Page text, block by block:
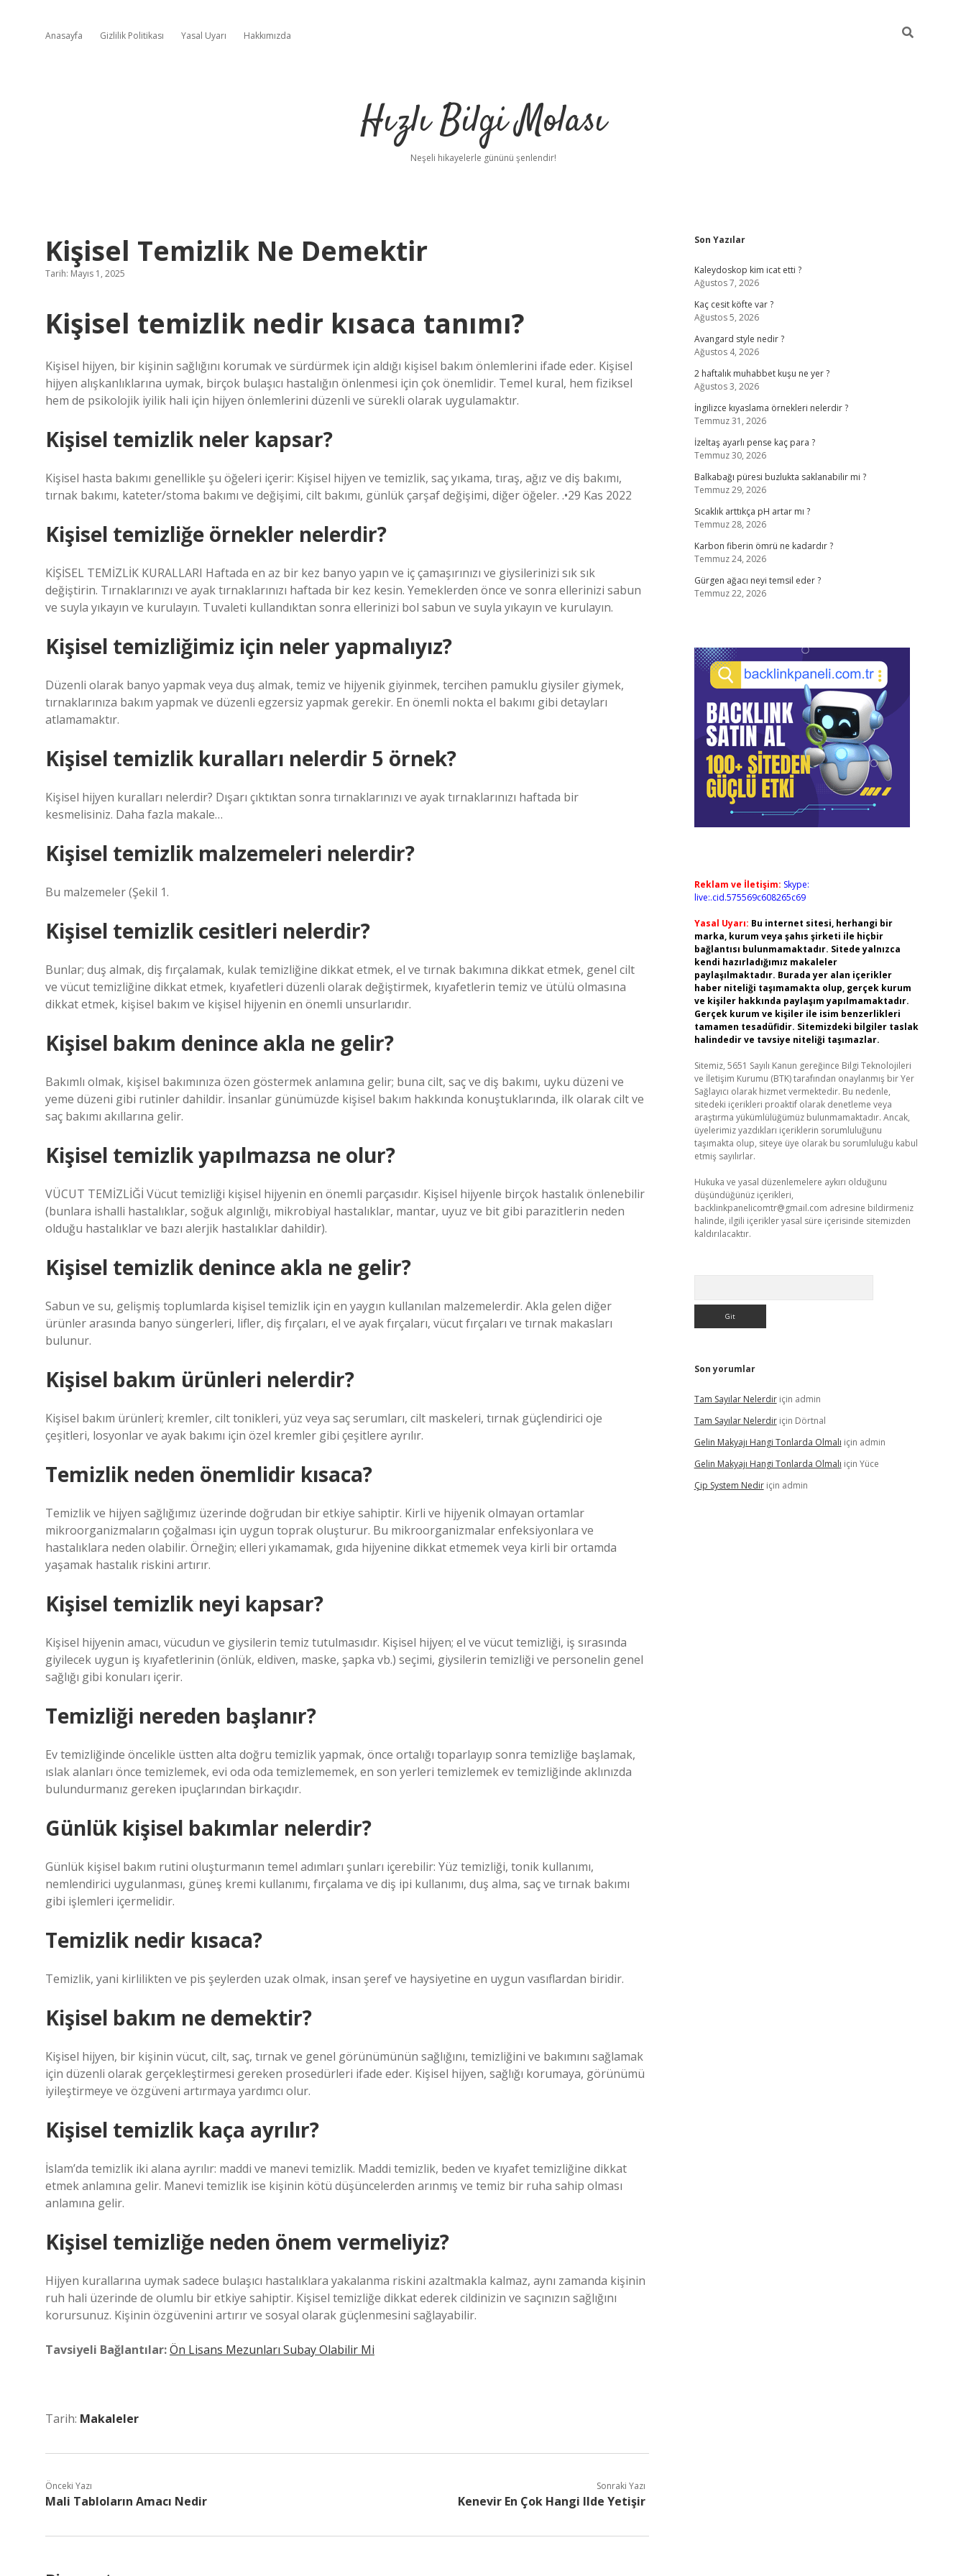
Anasayfa Gizlilik Politikası Yasal Uyarı Hakkımızda
Hızlı Bilgi Molası
Neşeli hikayelerle gününü şenlendir!
Kişisel Temizlik Ne Demektir
Tarih: Mayıs 1, 2025
Kişisel temizlik nedir kısaca tanımı?
Kişisel hijyen, bir kişinin sağlığını korumak ve sürdürmek için aldığı kişisel bakım önlemlerini ifade eder. Kişisel
hijyen alışkanlıklarına uymak, birçok bulaşıcı hastalığın önlenmesi için çok önemlidir. Temel kural, hem fiziksel
hem de psikolojik iyilik hali için hijyen önlemlerini düzenli ve sürekli olarak uygulamaktır.
Kişisel temizlik neler kapsar?
Kişisel hasta bakımı genellikle şu öğeleri içerir: Kişisel hijyen ve temizlik, saç yıkama, tıraş, ağız ve diş bakımı,
tırnak bakımı, kateter/stoma bakımı ve değişimi, cilt bakımı, günlük çarşaf değişimi, diğer öğeler. .•29 Kas 2022
Kişisel temizliğe örnekler nelerdir?
KİŞİSEL TEMİZLİK KURALLARI Haftada en az bir kez banyo yapın ve iç çamaşırınızı ve giysilerinizi sık sık
değiştirin. Tırnaklarınızı ve ayak tırnaklarınızı haftada bir kez kesin. Yemeklerden önce ve sonra ellerinizi sabun
ve suyla yıkayın ve kurulayın. Tuvaleti kullandıktan sonra ellerinizi bol sabun ve suyla yıkayın ve kurulayın.
Kişisel temizliğimiz için neler yapmalıyız?
Düzenli olarak banyo yapmak veya duş almak, temiz ve hijyenik giyinmek, tercihen pamuklu giysiler giymek,
tırnaklarınıza bakım yapmak ve düzenli egzersiz yapmak gerekir. En önemli nokta el bakımı gibi detayları
atlamamaktır.
Kişisel temizlik kuralları nelerdir 5 örnek?
Kişisel hijyen kuralları nelerdir? Dışarı çıktıktan sonra tırnaklarınızı ve ayak tırnaklarınızı haftada bir
kesmelisiniz. Daha fazla makale…
Kişisel temizlik malzemeleri nelerdir?
Bu malzemeler (Şekil 1.
Kişisel temizlik cesitleri nelerdir?
Bunlar; duş almak, diş fırçalamak, kulak temizliğine dikkat etmek, el ve tırnak bakımına dikkat etmek, genel cilt
ve vücut temizliğine dikkat etmek, kıyafetleri düzenli olarak değiştirmek, kıyafetlerin temiz ve ütülü olmasına
dikkat etmek, kişisel bakım ve kişisel hijyenin en önemli unsurlarıdır.
Kişisel bakım denince akla ne gelir?
Bakımlı olmak, kişisel bakımınıza özen göstermek anlamına gelir; buna cilt, saç ve diş bakımı, uyku düzeni ve
yeme düzeni gibi rutinler dahildir. İnsanlar günümüzde kişisel bakım hakkında konuştuklarında, ilk olarak cilt ve
saç bakımı akıllarına gelir.
Kişisel temizlik yapılmazsa ne olur?
VÜCUT TEMİZLİĞİ Vücut temizliği kişisel hijyenin en önemli parçasıdır. Kişisel hijyenle birçok hastalık önlenebilir
(bunlara ishalli hastalıklar, soğuk algınlığı, mikrobiyal hastalıklar, mantar, uyuz ve bit gibi parazitlerin neden
olduğu hastalıklar ve bazı alerjik hastalıklar dahildir).
Kişisel temizlik denince akla ne gelir?
Sabun ve su, gelişmiş toplumlarda kişisel temizlik için en yaygın kullanılan malzemelerdir. Akla gelen diğer
ürünler arasında banyo süngerleri, lifler, diş fırçaları, el ve ayak fırçaları, vücut fırçaları ve tırnak makasları
bulunur.
Kişisel bakım ürünleri nelerdir?
Kişisel bakım ürünleri; kremler, cilt tonikleri, yüz veya saç serumları, cilt maskeleri, tırnak güçlendirici oje
çeşitleri, losyonlar ve ayak bakımı için özel kremler gibi çeşitlere ayrılır.
Temizlik neden önemlidir kısaca?
Temizlik ve hijyen sağlığımız üzerinde doğrudan bir etkiye sahiptir. Kirli ve hijyenik olmayan ortamlar
mikroorganizmaların çoğalması için uygun toprak oluşturur. Bu mikroorganizmalar enfeksiyonlara ve
hastalıklara neden olabilir. Örneğin; elleri yıkamamak, gıda hijyenine dikkat etmemek veya kirli bir ortamda
yaşamak hastalık riskini artırır.
Kişisel temizlik neyi kapsar?
Kişisel hijyenin amacı, vücudun ve giysilerin temiz tutulmasıdır. Kişisel hijyen; el ve vücut temizliği, iş sırasında
giyilecek uygun iş kıyafetlerinin (önlük, eldiven, maske, şapka vb.) seçimi, giysilerin temizliği ve personelin genel
sağlığı gibi konuları içerir.
Temizliği nereden başlanır?
Ev temizliğinde öncelikle üstten alta doğru temizlik yapmak, önce ortalığı toparlayıp sonra temizliğe başlamak,
ıslak alanları önce temizlemek, evi oda oda temizlememek, en son yerleri temizlemek ev temizliğinde aklınızda
bulundurmanız gereken ipuçlarından birkaçıdır.
Günlük kişisel bakımlar nelerdir?
Günlük kişisel bakım rutini oluşturmanın temel adımları şunları içerebilir: Yüz temizliği, tonik kullanımı,
nemlendirici uygulanması, güneş kremi kullanımı, fırçalama ve diş ipi kullanımı, duş alma, saç ve tırnak bakımı
gibi işlemleri içermelidir.
Temizlik nedir kısaca?
Temizlik, yani kirlilikten ve pis şeylerden uzak olmak, insan şeref ve haysiyetine en uygun vasıflardan biridir.
Kişisel bakım ne demektir?
Kişisel hijyen, bir kişinin vücut, cilt, saç, tırnak ve genel görünümünün sağlığını, temizliğini ve bakımını sağlamak
için düzenli olarak gerçekleştirmesi gereken prosedürleri ifade eder. Kişisel hijyen, sağlığı korumaya, görünümü
iyileştirmeye ve özgüveni artırmaya yardımcı olur.
Kişisel temizlik kaça ayrılır?
İslam’da temizlik iki alana ayrılır: maddi ve manevi temizlik. Maddi temizlik, beden ve kıyafet temizliğine dikkat
etmek anlamına gelir. Manevi temizlik ise kişinin kötü düşüncelerden arınmış ve temiz bir ruha sahip olması
anlamına gelir.
Kişisel temizliğe neden önem vermeliyiz?
Hijyen kurallarına uymak sadece bulaşıcı hastalıklara yakalanma riskini azaltmakla kalmaz, aynı zamanda kişinin
ruh hali üzerinde de olumlu bir etkiye sahiptir. Kişisel temizliğe dikkat ederek cildinizin ve saçınızın sağlığını
korursunuz. Kişinin özgüvenini artırır ve sosyal olarak güçlenmesini sağlayabilir.
Tavsiyeli Bağlantılar:Ön Lisans Mezunları Subay Olabilir Mi
Tarih: Makaleler
Önceki Yazı
Mali Tabloların Amacı Nedir
Sonraki Yazı
Kenevir En Çok Hangi Ilde Yetişir
Sidebar
Son Yazılar
Kaleydoskop kim icat etti ?
Ağustos 7, 2026
Kaç cesit köfte var ?
Ağustos 5, 2026
Avangard style nedir ?
Ağustos 4, 2026
2 haftalık muhabbet kuşu ne yer ?
Ağustos 3, 2026
İngilizce kıyaslama örnekleri nelerdir ?
Temmuz 31, 2026
İzeltaş ayarlı pense kaç para ?
Temmuz 30, 2026
Balkabağı püresi buzlukta saklanabilir mi ?
Temmuz 29, 2026
Sıcaklık arttıkça pH artar mı ?
Temmuz 28, 2026
Karbon fiberin ömrü ne kadardır ?
Temmuz 24, 2026
Gürgen ağacı neyi temsil eder ?
Temmuz 22, 2026
Reklam ve İletişim: Skype:
live:.cid.575569c608265c69
Yasal Uyarı: Bu internet sitesi, herhangi bir
marka, kurum veya şahıs şirketi ile hiçbir
bağlantısı bulunmamaktadır. Sitede yalnızca
kendi hazırladığımız makaleler
paylaşılmaktadır. Burada yer alan içerikler
haber niteliği taşımamakta olup, gerçek kurum
ve kişiler hakkında paylaşım yapılmamaktadır.
Gerçek kurum ve kişiler ile isim benzerlikleri
tamamen tesadüfidir. Sitemizdeki bilgiler taslak
halindedir ve tavsiye niteliği taşımazlar.
Sitemiz, 5651 Sayılı Kanun gereğince Bilgi Teknolojileri
ve İletişim Kurumu (BTK) tarafından onaylanmış bir Yer
Sağlayıcı olarak hizmet vermektedir. Bu nedenle,
sitedeki içerikleri proaktif olarak denetleme veya
araştırma yükümlülüğümüz bulunmamaktadır. Ancak,
üyelerimiz yazdıkları içeriklerin sorumluluğunu
taşımakta olup, siteye üye olarak bu sorumluluğu kabul
etmiş sayılırlar.
Hukuka ve yasal düzenlemelere aykırı olduğunu
düşündüğünüz içerikleri,
backlinkpanelicomtr@gmail.com adresine bildirmeniz
halinde, ilgili içerikler yasal süre içerisinde sitemizden
kaldırılacaktır.
Son yorumlar
Tam Sayılar Nelerdiriçin admin
Tam Sayılar Nelerdiriçin Dörtnal
Gelin Makyajı Hangi Tonlarda Olmalı için admin
Gelin Makyajı Hangi Tonlarda Olmalı için Yüce
Çip System Nediriçin admin
https://hiltonbet-giris.com/